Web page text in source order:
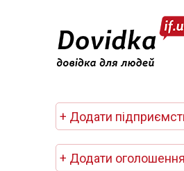
+ Додати
+ Додати оголошення